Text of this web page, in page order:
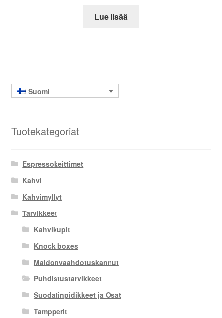
Lue lisää
Suomi
Tuotekategoriat
Espressokeittimet
Kahvi
Kahvimyllyt
Tarvikkeet
Kahvikupit
Knock boxes
Maidonvaahdotuskannut
Puhdistustarvikkeet
Suodatinpidikkeet ja Osat
Tampperit